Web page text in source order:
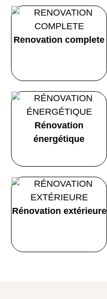
Renovation complete
Rénovation
énergétique
Rénovation extérieure